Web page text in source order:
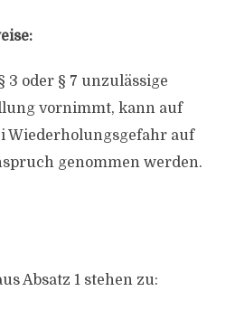
3 oder § 7 unzulässige
vornimmt, kann auf
Wiederholungsgefahr auf
genommen werden.
Absatz 1 stehen zu: